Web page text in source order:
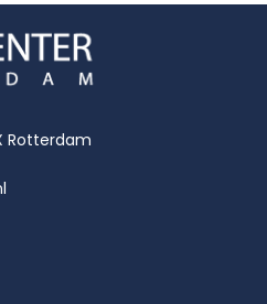
Rotterdam